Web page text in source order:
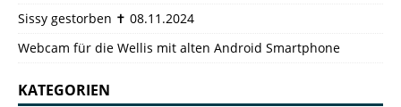
Sissy gestorben ✝️ 08.11.2024
Webcam für die Wellis mit alten Android Smartphone
KATEGORIEN